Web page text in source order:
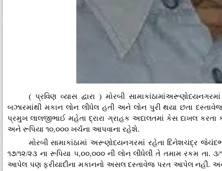
( પ્રવિણ વ્યાસ દ્વારા ) મોરબી
બઝારમાંથી મકાન લોન લીધેલ હતી અને લોન પુરી થયા છતા
પ્રમુખ લાલજીભાઈ મહેતા દ્રારા ગ્રાહક અદાલતમાં કેસ દાખલ
અને રૂપિયા ૧૦,૦૦૦ ખર્ચના આપવાના રહેશે.
મોરબી સામાકાંઠામાં અરૂણોદયનગરમાં રહેતા દિનેશચંદ્ર
૧૭/૧૨/૨૩ ના રૂપિયા ૫,૦૦,૦૦૦ ની લોન લીધેલી તે તમામ રકમ
આપેલ પણ ફરીયાદીના મકાનનો અસલ દસ્તાવેજ પરત આપેલ નહીં. અને